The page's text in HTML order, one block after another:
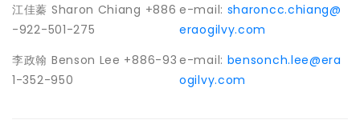
江佳蓁 Sharon Chiang +886
-922-501-275
e-mail: sharoncc.chiang@
eraogilvy.com
李政翰 Benson Lee +886-93
1-352-950
e-mail: bensonch.lee@era
ogilvy.com